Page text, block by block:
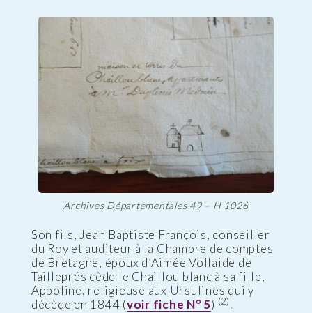
Archives Départementales 49 – H 1026
Son fils, Jean Baptiste François, conseiller
du Roy et auditeur à la Chambre de comptes
de Bretagne, époux d’Aimée Vollaide de
Tailleprés cède le Chaillou blanc à sa fille,
Appoline, religieuse aux Ursulines qui y
décède en 1844 (voir fiche N° 5) (2).